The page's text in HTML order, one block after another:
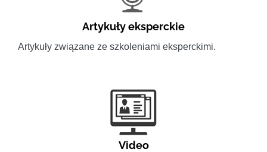
Artykuły eksperckie
Artykuły związane ze szkoleniami eksperckimi.
Video